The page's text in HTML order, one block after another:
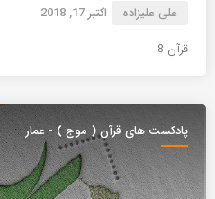
علی علیزاده اکتبر 17, 2018
قرآن 8
پادکست های قرآن ( موج ) - عمار